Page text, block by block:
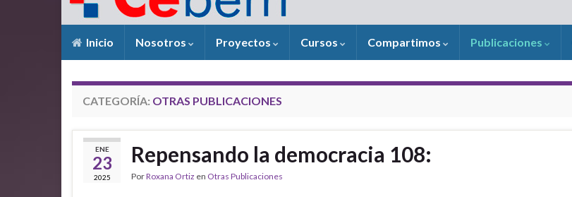
Inicio Nosotros Proyectos Cursos Compartimos Publicaciones
CATEGORÍA: OTRAS PUBLICACIONES
ENE
23
2025
Repensando la democracia 108:
PorRoxana Ortiz en Otras Publicaciones